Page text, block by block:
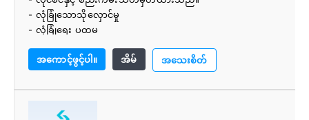
- လုံခြုံသောသိုလှောင်မှု
- လုံခြုံရေး ပထမ
- Fiat Gateway
အကောင့်ဖွင့်ပါ။ အိမ် အသေးစိတ်